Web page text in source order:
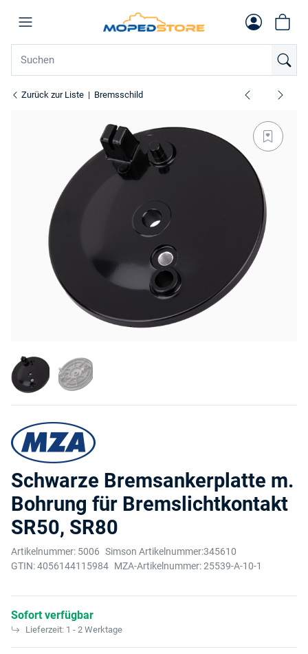
Zurück zur Liste Bremsschild
Schwarze Bremsankerplatte m.
Bohrung für Bremslichtkontakt
SR50, SR80
Artikelnummer: 5006 Simson Artikelnummer:345610
GTIN:4056144115984 MZA-Artikelnummer:25539-A-10-1
Sofort verfügbar
Lieferzeit: 1 - 2 Werktage